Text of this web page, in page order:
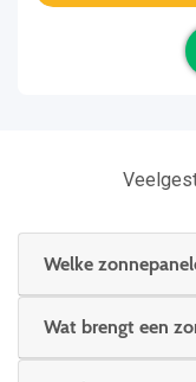
Welke
Wat brengt een